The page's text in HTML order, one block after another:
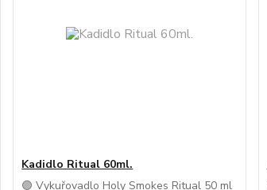
Kadidlo Ritual 60ml.
🟣 Vykuřovadlo Holy Smokes Ritual 50 ml